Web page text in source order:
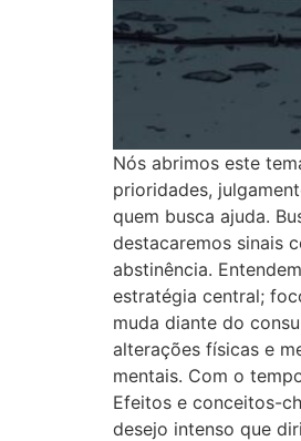
Nós abrimos este
prioridades,
quem busca ajuda.
destacaremos sinais
abstinência.
estratégia central;
muda diante do
alterações físicas e
mentais. Com o
Efeitos e conceitos-
desejo intenso que